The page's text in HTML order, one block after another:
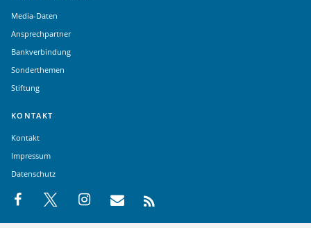
Media-Daten
Ansprechpartner
Bankverbindung
Sonderthemen
Stiftung
KONTAKT
Kontakt
Impressum
Datenschutz